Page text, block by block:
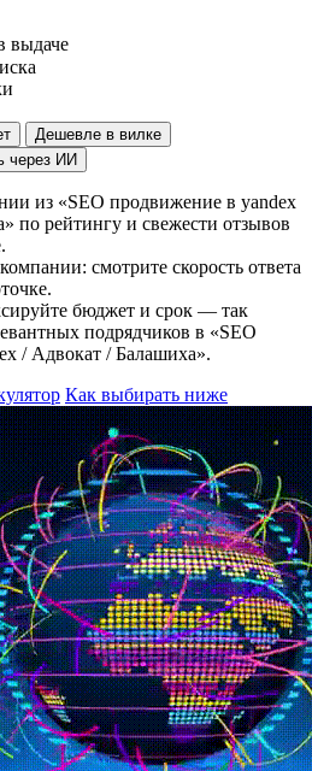
выдаче
Дешевле в вилке
через ИИ
из «SEO продвижение в yandex
по рейтингу и свежести отзывов
смотрите скорость ответа
бюджет и срок — так
подрядчиков в «SEO
/ Адвокат / Балашиха».
Как выбирать ниже